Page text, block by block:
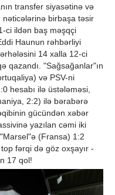
transfer siyasətinə və
nəticələrinə birbaşa təsir
ci ildən baş məşqçi
Haunun rəhbərliyi
14 xalla 12-ci
qazandı. "Sağsağanlar"ın
və PSV-ni
hesabı ilə üstələməsi,
2:2) ilə bərabərə
gücündən xəbər
yazılan cəmi iki
(Fransa) 1:2
fərqi də göz oxşayır -
17 qol!